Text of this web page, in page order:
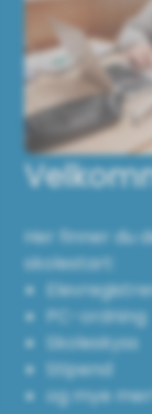
Her finner du
skolestart:
PC-ordning
Skoleskyss
Stipend
og mye mer!